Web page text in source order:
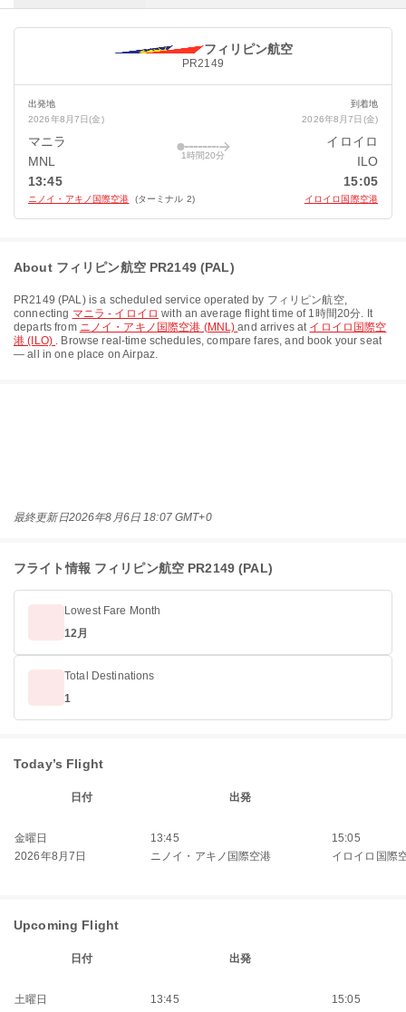
フィリピン航空
PR2149
出発地
2026年8月7日(金)
マニラ
MNL
13:45
ニノイ・アキノ国際空港 (ターミナル 2)
1時間20分
到着地
2026年8月7日(金)
イロイロ
ILO
15:05
イロイロ国際空港
About フィリピン航空 PR2149 (PAL)
PR2149 (PAL) is a scheduled service operated by フィリピン航空,
connecting マニラ - イロイロ with an average flight time of 1時間20分. It
departs from ニノイ・アキノ国際空港 (MNL)and arrives at イロイロ国際空
港 (ILO) . Browse real-time schedules, compare fares, and book your seat
— all in one place on Airpaz.
最終更新日2026年8月6日 18:07 GMT+0
フライト情報 フィリピン航空 PR2149 (PAL)
Lowest Fare Month
12月
Total Destinations
1
Today’s Flight
日付 出発
金曜日
2026年8月7日
13:45
ニノイ・アキノ国際空港
15:05
イロイロ国際
Upcoming Flight
日付 出発
土曜日
13:45
15:05